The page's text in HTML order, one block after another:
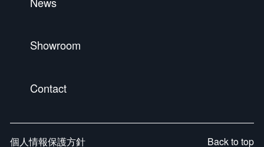
Showroom
Contact
個人情報保護方針 Back to top